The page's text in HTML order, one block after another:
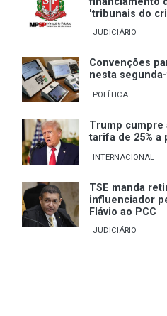
'tribunais do
JUDICIÁRIO
Convenções
nesta
POLÍTICA
Trump cumpre
tarifa de 25%
INTERNACIONAL
TSE manda
influenciador
Flávio ao PCC
JUDICIÁRIO